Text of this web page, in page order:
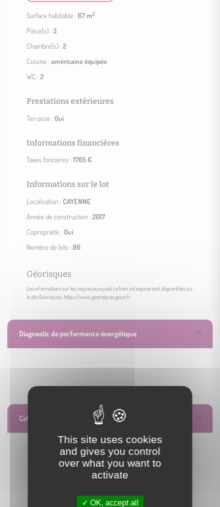
Surface habitable :67 m2
Pièce(s) :3
Chambre(s) :2
Cuisine :américaine équipée
WC :2
Prestations extérieures
Terrasse :Oui
Informations financières
Taxes foncières :1765 €
Informations sur le lot
Localisation :CAYENNE
Année de construction :2017
Copropriété :Oui
Nombre de lots :86
Géorisques
Les informations sur les risques auxquels ce bien est exposé sont disponibles sur
le site Géorisques. https://www.georisques.gouv.fr
Diagnostic de performance énergétique
Calculez vos mensualités
/ mois**
This site uses cookies
and gives you control
over what you want to
activate
OK, accept all